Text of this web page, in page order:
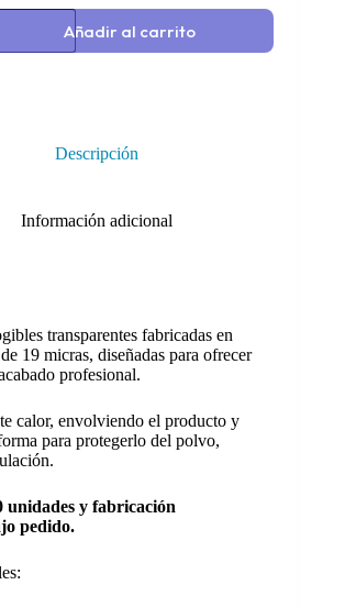
Añadir al carrito
Descripción
Información adicional
transparentes fabricadas en
19 micras, diseñadas para ofrecer
profesional.
calor, envolviendo el producto y
para protegerlo del polvo,
unidades y fabricación
pedido.